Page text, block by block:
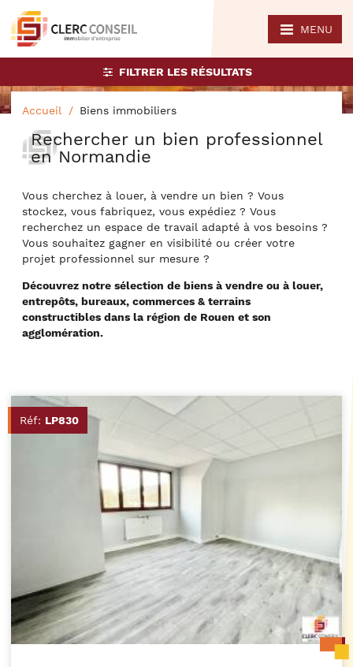
MENU
FILTRER LES RÉSULTATS
Accueil Biens immobiliers
Rechercher un bien professionnel
en Normandie
Vous cherchez à louer, à vendre un bien ? Vous
stockez, vous fabriquez, vous expédiez ? Vous
recherchez un espace de travail adapté à vos besoins ?
Vous souhaitez gagner en visibilité ou créer votre
projet professionnel sur mesure ?
Découvrez notre sélection de biens à vendre ou à louer,
entrepôts, bureaux, commerces & terrains
constructibles dans la région de Rouen et son
agglomération.
Réf: LP830